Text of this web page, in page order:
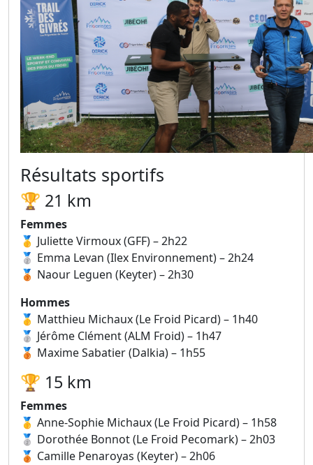
Résultats sportifs
🏆 21 km
Femmes
🥇 Juliette Virmoux (GFF) – 2h22
🥈 Emma Levan (Ilex Environnement) – 2h24
🥉 Naour Leguen (Keyter) – 2h30
Hommes
🥇 Matthieu Michaux (Le Froid Picard) – 1h40
🥈 Jérôme Clément (ALM Froid) – 1h47
🥉 Maxime Sabatier (Dalkia) – 1h55
🏆 15 km
Femmes
🥇 Anne-Sophie Michaux (Le Froid Picard) – 1h58
🥈 Dorothée Bonnot (Le Froid Pecomark) – 2h03
🥉 Camille Penaroyas (Keyter) – 2h06